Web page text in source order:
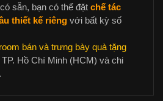
sẵn, bạn có thể đặt chế tác
thiết kế riêng với bất kỳ số
bán và trưng bày quà tặng
Hồ Chí Minh (HCM) và chi